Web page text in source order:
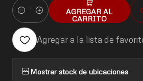
Cantidad
AGREGAR AL
CARRITO
Agregar a la lista de
Mostrar stock de ubicaciones